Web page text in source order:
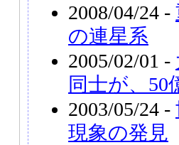
2008/04/24 -
の連星系
2005/02/01 -
同士が、50
2003/05/24 -
現象の発見